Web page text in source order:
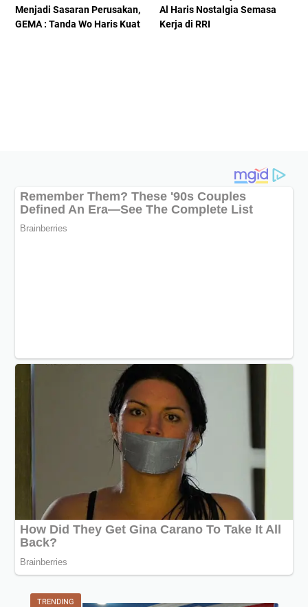
Menjadi Sasaran Perusakan,
GEMA : Tanda Wo Haris Kuat
Al Haris Nostalgia Semasa
Kerja di RRI
TRENDING